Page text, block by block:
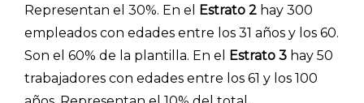
Representan el 30%. En el
Estrato 2 hay 300
empleados con edades entre los 31 años y los 60.
Son el 60% de la plantilla. En el
Estrato 3 hay 50
trabajadores con edades entre los 61 y los 100